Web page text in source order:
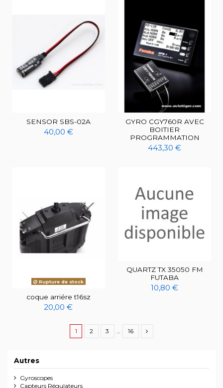
SENSOR SBS-02A
40,00 €
GYRO CGY760R AVEC
BOITIER
PROGRAMMATION
443,30 €
Rupture de stock
coque arriére t16sz
20,00 €
QUARTZ TX 35050 FM
FUTABA
10,80 €
1 2 3 … 16
Autres
Gyroscopes
Capteurs Régulateurs